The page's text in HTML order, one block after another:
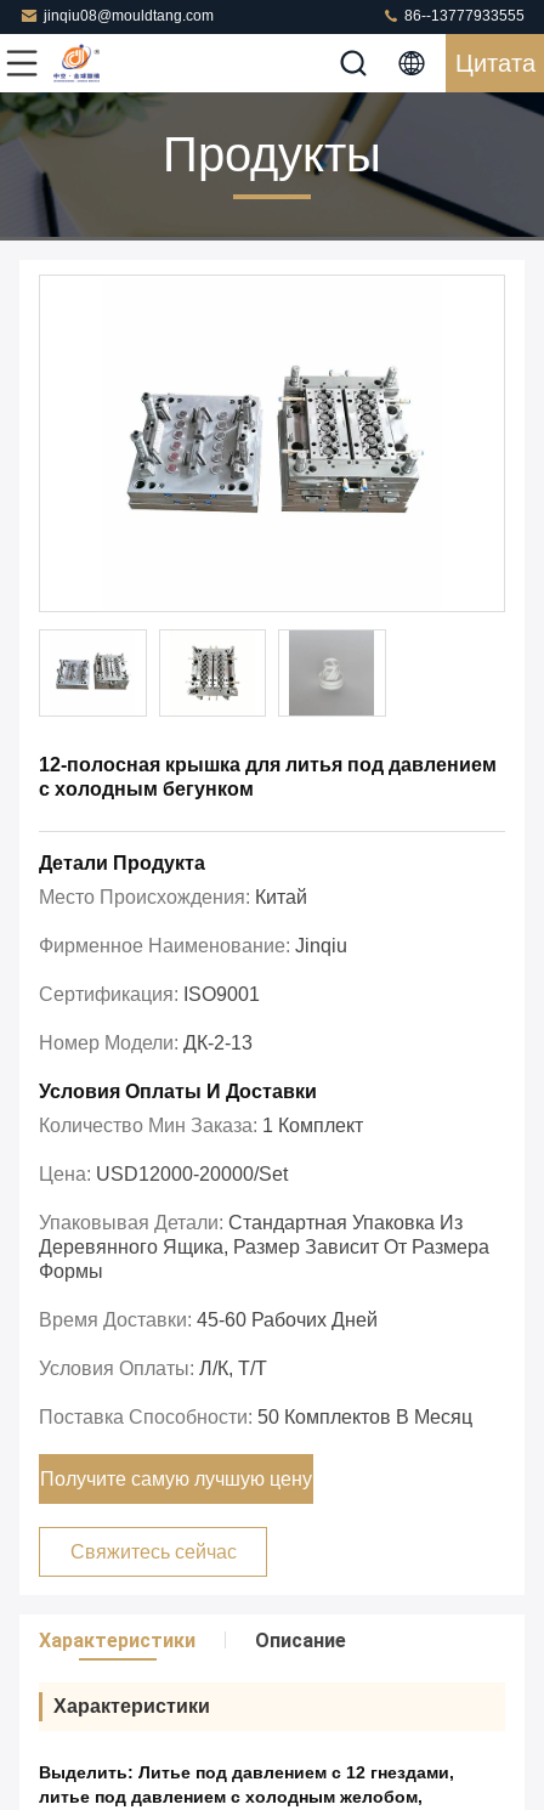
jinqiu08@mouldtang.com 86--13777933555
Цитата
Продукты
12-полосная крышка для литья под давлением
с холодным бегунком
Детали Продукта
Место Происхождения: Китай
Фирменное Наименование: Jinqiu
Сертификация: ISO9001
Номер Модели: ДК-2-13
Условия Оплаты И Доставки
Количество Мин Заказа: 1 Комплект
Цена: USD12000-20000/set
Упаковывая Детали: Стандартная Упаковка Из
Деревянного Ящика, Размер Зависит От Размера
Формы
Время Доставки: 45-60 Рабочих Дней
Условия Оплаты: Л/К, Т/Т
Поставка Способности: 50 Комплектов В Месяц
Получите самую лучшую цену
Свяжитесь сейчас
Характеристики Описание
Характеристики
Выделить: Литье под давлением с 12 гнездами,
литье под давлением с холодным желобом,